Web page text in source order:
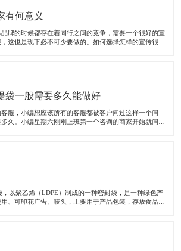
有何意义
的时候都存在着同行之间的竞争，需要一个很好的宣
这也是现下必不可少要做的。如何选择怎样的宣传很重
袋一般需要多久能做好
，小编想应该所有的客服都被客户问过这样一个问
久。小编星期六刚刚上班第一个咨询的商家开始就问，
以聚乙烯（LDPE）制成的一种密封袋，是一种绿色产
、可印花广告、唛头，主要用于产品包装，存放食品、